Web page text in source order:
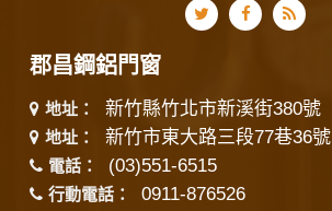
郡昌鋼鋁門窗
地址： 新竹縣竹北市新溪街380號
地址： 新竹市東大路三段77巷36號
電話： (03)551-6515
行動電話： 0911-876526